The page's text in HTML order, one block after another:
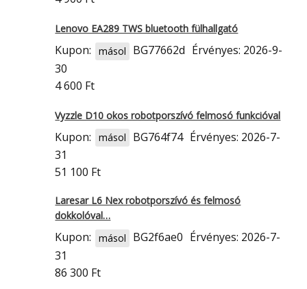
Lenovo EA289 TWS bluetooth fülhallgató
Kupon: másol BG77662d Érvényes: 2026-9-
30
4 600 Ft
Vyzzle D10 okos robotporszívó felmosó funkcióval
Kupon: másol BG764f74 Érvényes: 2026-7-
31
51 100 Ft
Laresar L6 Nex robotporszívó és felmosó
dokkolóval…
Kupon: másol BG2f6ae0 Érvényes: 2026-7-
31
86 300 Ft